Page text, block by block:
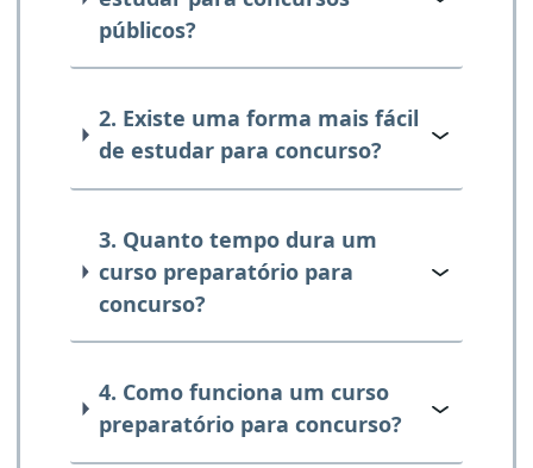
públicos?
2. Existe uma forma mais fácil
de estudar para concurso?
3. Quanto tempo dura um
curso preparatório para
concurso?
4. Como funciona um curso
preparatório para concurso?